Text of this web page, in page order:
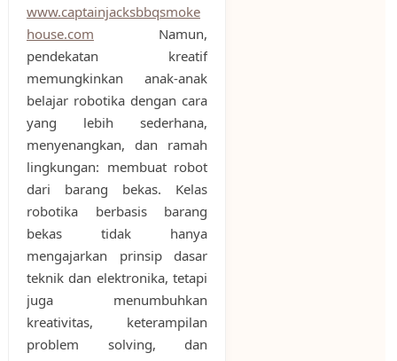
www.captainjacksbbqsmoke
house.com Namun,
pendekatan kreatif
memungkinkan anak-anak
belajar robotika dengan cara
yang lebih sederhana,
menyenangkan, dan ramah
lingkungan: membuat robot
dari barang bekas. Kelas
robotika berbasis barang
bekas tidak hanya
mengajarkan prinsip dasar
teknik dan elektronika, tetapi
juga menumbuhkan
kreativitas, keterampilan
problem solving, dan